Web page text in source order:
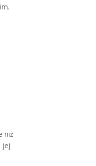
niż
jej